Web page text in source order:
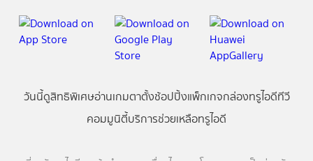
วันนี้ดูสิทธิพิเศษอ่านเกมตาตั้งช้อปปิ้งแพ็กเกจกล่องทรูไอดีทีวี
คอมมูนิตี้บริการช่วยเหลือทรูไอดี